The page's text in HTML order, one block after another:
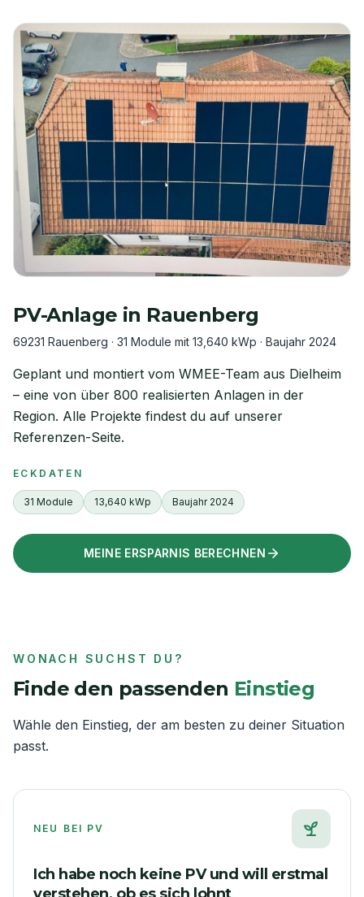
PV-Anlage in Rauenberg
69231 Rauenberg · 31 Module mit 13,640 kWp · Baujahr 2024
Geplant und montiert vom WMEE-Team aus Dielheim
– eine von über 800 realisierten Anlagen in der
Region. Alle Projekte findest du auf unserer
Referenzen-Seite.
ECKDATEN
31 Module 13,640 kWp Baujahr 2024
MEINE ERSPARNIS BERECHNEN
WONACH SUCHST DU?
Finde den passenden Einstieg
Wähle den Einstieg, der am besten zu deiner Situation
passt.
NEU BEI PV
Ich habe noch keine PV und will erstmal
verstehen, ob es sich lohnt